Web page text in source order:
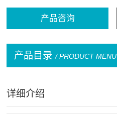
产品咨询
产品目录 / PRODUCT MENU
详细介绍